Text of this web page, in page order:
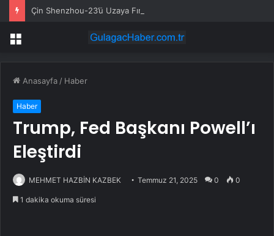
Çin Shenzhou-23’ü Uzaya Fırlatıyor
Menü
Anasayfa / Haber
Haber
Trump, Fed Başkanı Powell’ı
Eleştirdi
MEHMET HAZBİN KAZBEK Temmuz 21, 2025 0 0
1 dakika okuma süresi